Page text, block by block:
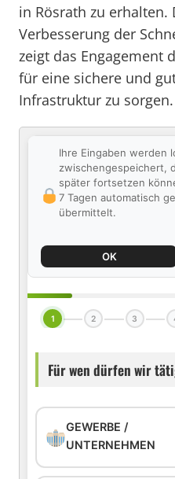
in Rösrath zu
Verbesserung der
zeigt das Engagement
für eine sichere und
Infrastruktur zu sorgen.
Ihre Eingaben werden
zwischengespeichert,
später fortsetzen
7 Tagen automatisch
übermittelt.
OK
1 2 3
Für wen dürfen wir
GEWERBE /
UNTERNEHMEN